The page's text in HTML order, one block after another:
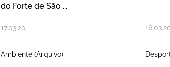
do Forte de São ...
17.03.20
Ambiente (Arquivo)
16.03.